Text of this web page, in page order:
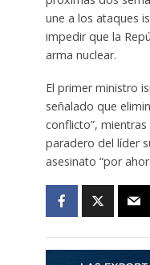
une a los ataques
impedir que la
arma nuclear.
El primer ministro
señalado que
conflicto”,
paradero del líder
asesinato “por